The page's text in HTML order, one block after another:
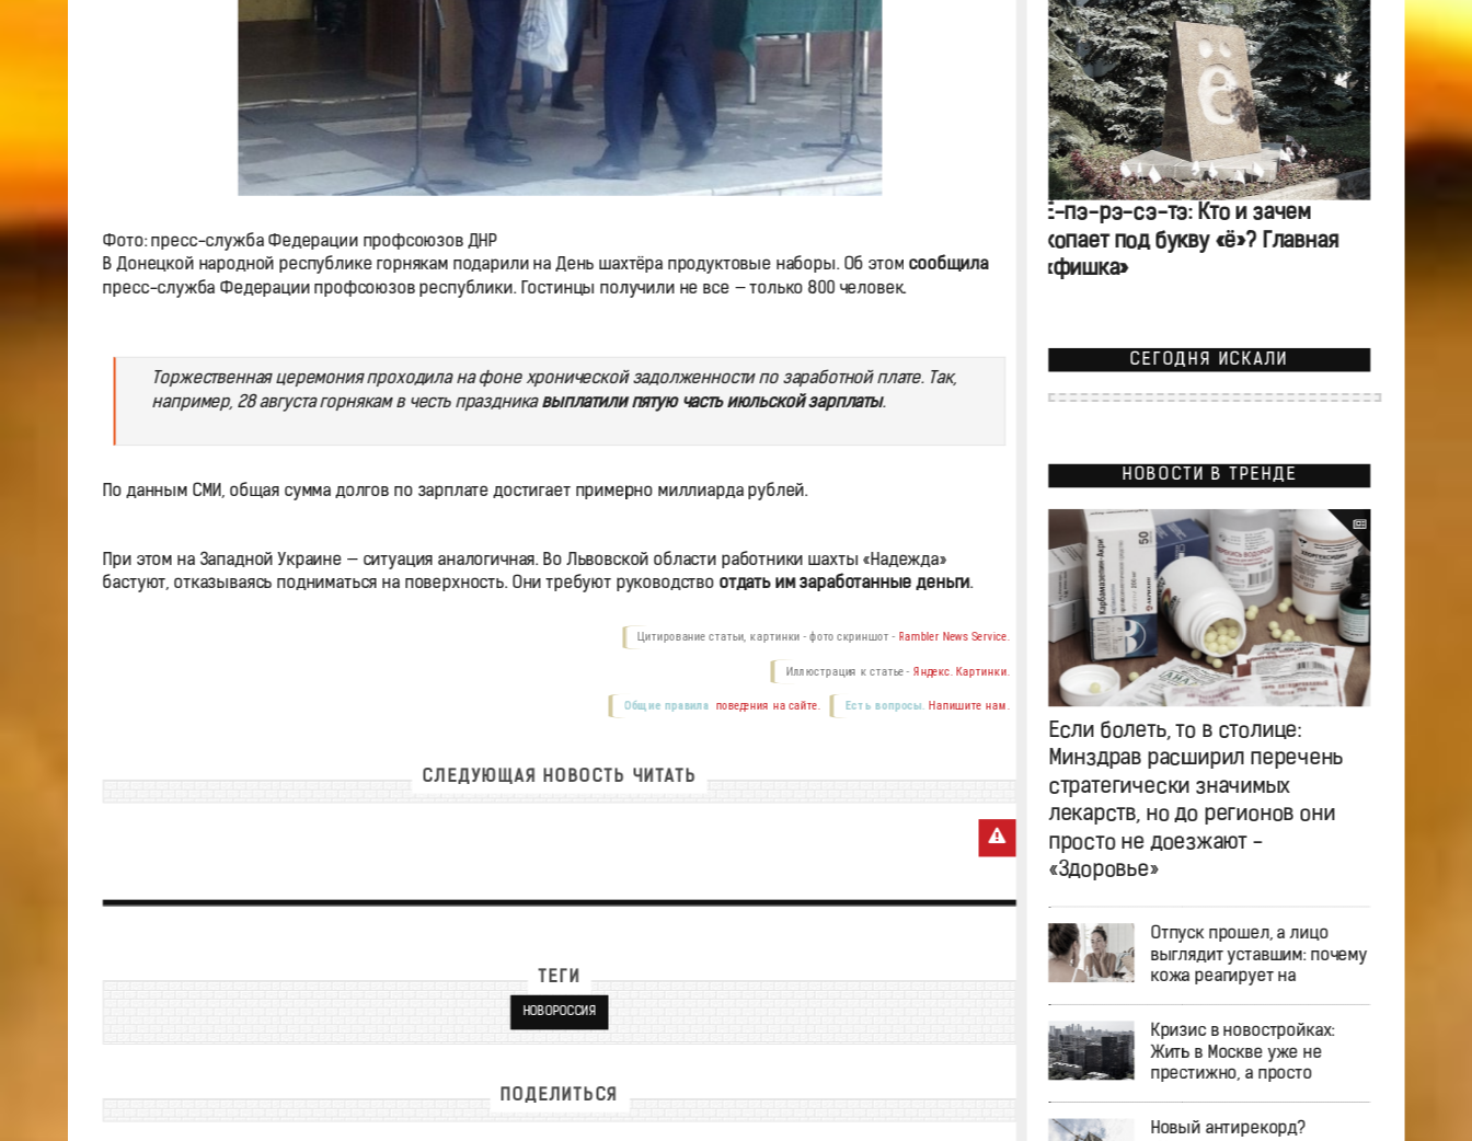
Фото: пресс-служба Федерации профсоюзов ДНР
В Донецкой народной республике горнякам подарили на День шахтёра продуктовые наборы. Об этом сообщила
пресс-служба Федерации профсоюзов республики. Гостинцы получили не все — только 800 человек.
Торжественная церемония проходила на фоне хронической задолженности по заработной плате. Так,
например, 28 августа горнякам в честь праздникавыплатили пятую часть июльской зарплаты.
По данным СМИ, общая сумма долгов по зарплате достигает примерно миллиарда рублей.
При этом на Западной Украине — ситуация аналогичная. Во Львовской области работники шахты «Надежда»
бастуют, отказываясь подниматься на поверхность. Они требуют руководство отдать им заработанные деньги.
Цитирование статьи, картинки - фото скриншот - Rambler News Service.
Иллюстрация к статье - Яндекс. Картинки.
Есть вопросы. Напишите нам.
Общие правила поведения на сайте.
СЛЕДУЮЩАЯ НОВОСТЬ ЧИТАТЬ
ТЕГИ
НОВОРОССИЯ
ПОДЕЛИТЬСЯ
Ё-пэ-рэ-сэ-тэ: Кто и зачем
копает под букву «ё»? Главная
«фишка»
СЕГОДНЯ ИСКАЛИ
НОВОСТИ В ТРЕНДЕ
Если болеть, то в столице:
Минздрав расширил перечень
стратегически значимых
лекарств, но до регионов они
просто не доезжают -
«Здоровье»
Отпуск прошел, а лицо
выглядит уставшим: почему
кожа реагирует на
Кризис в новостройках:
Жить в Москве уже не
престижно, а просто
Новый антирекорд?